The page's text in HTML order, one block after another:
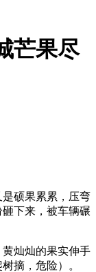
芒果尽
硕果累累，压弯
下来，被车辆碾
灿灿的果实伸手
摘，危险）。